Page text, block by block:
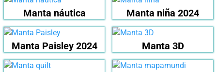
Manta náutica Manta niña 2024
Manta Paisley 2024 Manta 3D